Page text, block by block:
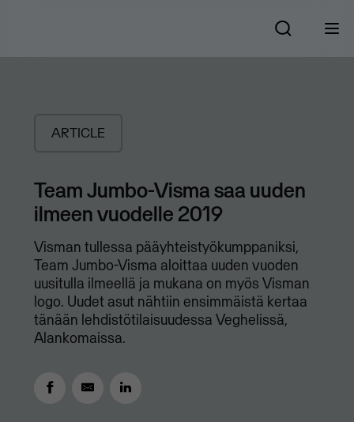
ARTICLE
Team Jumbo-Visma saa uuden
ilmeen vuodelle 2019
Visman tullessa pääyhteistyökumppaniksi,
Team Jumbo-Visma aloittaa uuden vuoden
uusitulla ilmeellä ja mukana on myös Visman
logo. Uudet asut nähtiin ensimmäistä kertaa
tänään lehdistötilaisuudessa Veghelissä,
Alankomaissa.